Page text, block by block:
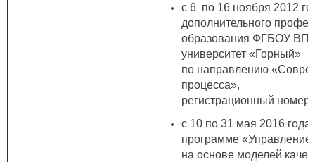
с 6 по 16 ноября 2012
дополнительного
образования ФГБОУ
университет «Горный»
по направлению
процесса»,
регистрационный номер
с 10 по 31 мая 2016
программе «Управление
на основе моделей